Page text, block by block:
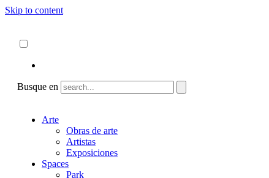
Skip to content
Busque en
Arte
Obras de arte
Artistas
Exposiciones
Spaces
Park